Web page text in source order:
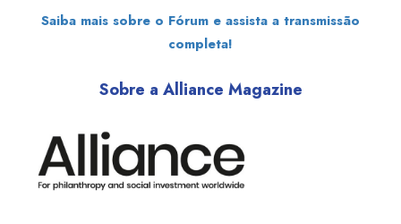
Saiba mais sobre o Fórum e assista a transmissão
completa!
Sobre a Alliance Magazine